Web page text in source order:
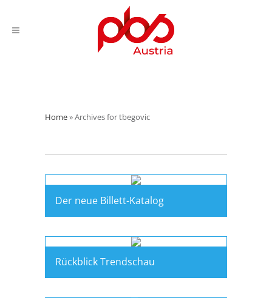
Home»Archives for tbegovic
Der neue Billett-Katalog
Rückblick Trendschau